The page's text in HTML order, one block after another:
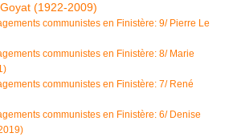
(1922-2009)
communistes en Finistère: 9/ Pierre Le
communistes en Finistère: 8/ Marie
communistes en Finistère: 7/ René
communistes en Finistère: 6/ Denise